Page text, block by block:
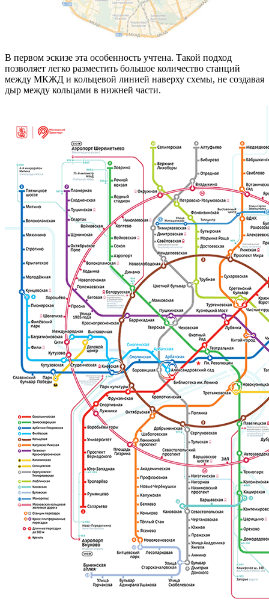
В первом эскизе эта особенность учтена. Такой подход
позволяет легко разместить большое количество станций
между МКЖД и кольцевой линией наверху схемы, не создавая
дыр между кольцами в нижней части.